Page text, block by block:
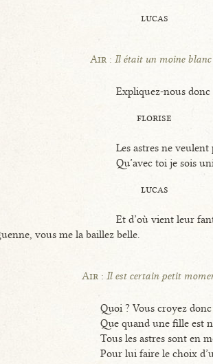
lucas
Air :Il était un moine blanc
Expliquez-nous donc
florise
Les astres ne
Qu’avec toi je sois
lucas
Et d’où vient leur
vous me la baillez belle.
Air :Il est certain petit
Quoi ? Vous croyez
Que quand une fille est
Tous les astres sont en
Pour lui faire le choix